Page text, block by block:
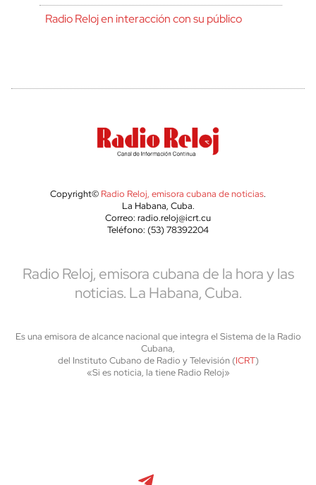
Radio Reloj en interacción con su público
Copyright© Radio Reloj, emisora cubana de noticias.
La Habana, Cuba.
Correo: radio.reloj@icrt.cu
Teléfono: (53) 78392204
Radio Reloj, emisora cubana de la hora y las
noticias. La Habana, Cuba.
Es una emisora de alcance nacional que integra el Sistema de la Radio
Cubana,
del Instituto Cubano de Radio y Televisión (ICRT)
«Si es noticia, la tiene Radio Reloj»